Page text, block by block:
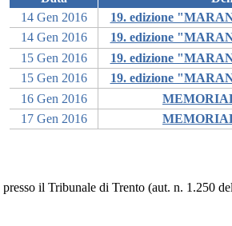
14 Gen 2016
19. edizione
14 Gen 2016
19. edizione
15 Gen 2016
19. edizione
15 Gen 2016
19. edizione
16 Gen 2016
17 Gen 2016
presso il Tribunale di Trento (aut. n. 1.250